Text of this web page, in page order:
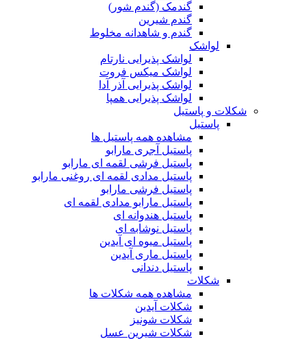
گندمک (گندم شور)
گندم شیرین
گندم و شاهدانه مخلوط
لواشک
لواشک پذیرایی نارتام
لواشک میکس فروت
لواشک پذیرایی آذر آدا
لواشک پذیرایی همپا
شکلات و پاستیل
پاستیل
مشاهده همه پاستیل ها
پاستیل آجری مارابو
پاستیل فرشی لقمه ای مارابو
پاستیل مدادی لقمه ای روغنی مارابو
پاستیل فرشی مارابو
پاستیل مارابو مدادی لقمه ای
پاستیل هندوانه ای
پاستیل نوشابه ای
پاستیل میوه ای آیدین
پاستیل ماری آیدین
پاستیل دندانی
شکلات
مشاهده همه شکلات ها
شکلات آیدین
شکلات شونیز
شکلات شیرین عسل